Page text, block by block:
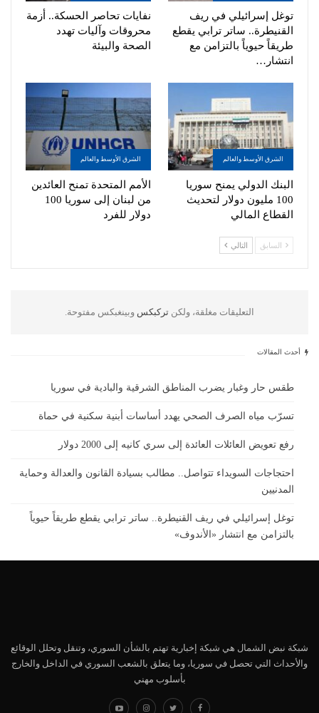
توغل إسرائيلي في ريف
القنيطرة.. ساتر ترابي يقطع
طريقاً حيوياً بالتزامن مع
انتشار…
نفايات تحاصر الحسكة.. أزمة
محروقات وآليات تهدد
الصحة والبيئة
الشرق الأوسط والعالم
البنك الدولي يمنح سوريا
100 مليون دولار لتحديث
القطاع المالي
الشرق الأوسط والعالم
الأمم المتحدة تمنح العائدين
من لبنان إلى سوريا 100
دولار للفرد
السابق التالي
التعليقات مغلقة، ولكن تركبكس وبينغبكس مفتوحة.
أحدث المقالات
طقس حار وغبار يضرب المناطق الشرقية والبادية في سوريا
تسرّب مياه الصرف الصحي يهدد أساسات أبنية سكنية في حماة
رفع تعويض العائلات العائدة إلى سري كانيه إلى 2000 دولار
احتجاجات السويداء تتواصل.. مطالب بسيادة القانون والعدالة وحماية
المدنيين
توغل إسرائيلي في ريف القنيطرة.. ساتر ترابي يقطع طريقاً حيوياً
بالتزامن مع انتشار «الأندوف»
شبكة نبض الشمال هي شبكة إخبارية تهتم بالشأن السوري، وتنقل وتحلل الوقائع
والأحداث التي تحصل في سوريا، وما يتعلق بالشعب السوري في الداخل والخارج
بأسلوب مهني